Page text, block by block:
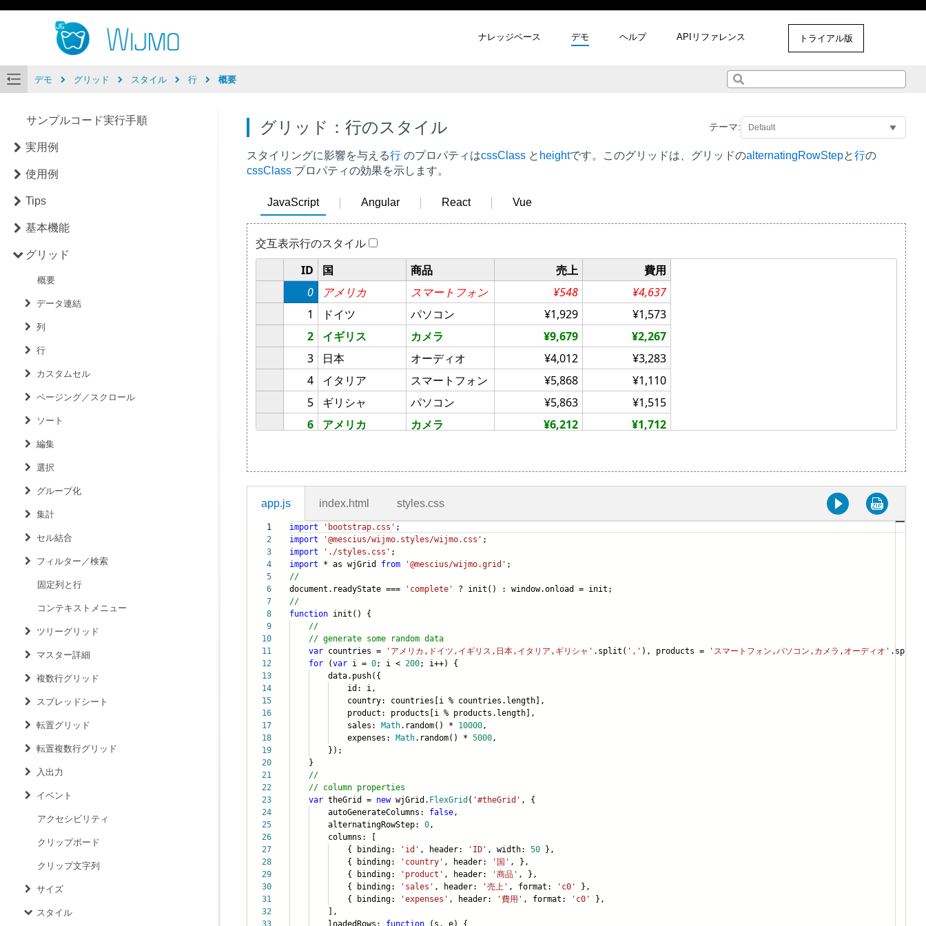
ナレッジベース デモ ヘルプ APIリファレンス トライアル版
デモ グリッド スタイル 行 概要
サンプルコード実行手順
実用例
使用例
Tips
基本機能
グリッド
概要
データ連結
列
行
カスタムセル
ページング／スクロール
ソート
編集
選択
グループ化
集計
セル結合
フィルター／検索
固定列と行
コンテキストメニュー
ツリーグリッド
マスター詳細
複数行グリッド
スプレッドシート
転置グリッド
転置複数行グリッド
入出力
イベント
アクセシビリティ
クリップボード
クリップ文字列
サイズ
スタイル
グリッド：行のスタイル テーマ:
スタイリングに影響を与える行 のプロパティはcssClass と heightです。このグリッドは、グリッドのalternatingRowStepと行の
cssClass プロパティの効果を示します。
JavaScript Angular React Vue
app.js index.html styles.css
1
2
3
4
5
6
7
8
9
10
11
12
13
14
15
16
17
18
19
20
21
22
23
24
25
26
27
28
29
30
31
32
33
import 'bootstrap.css' ;
import
'@mescius/wijmo.styles/wijmo.css' ;
import
'./styles.css' ;
import * as wjGrid from '@mescius/wijmo.grid' ;
//
document.readyState ===
'complete'
? init() : window.onload = init;
//
function init() {
//
// generate some random data
var countries = 'アメリカ,ドイツ,イギリス,日本,イタリア,ギリシャ' .split( ',' ), products = 'スマートフォン,パソコン,カメラ,オーディオ' .split(
for (var i = 0; i < 200; i++) {
data.push({
id: i,
country: countries[i % countries.lengt h],
product: products[i % products.length]
,
sales: Math.random() * 10000,
expenses: Math.random() * 5000,
});
}
//
// column properties
var theGrid = newwjGrid. FlexGrid ( '#theGrid' , {
autoGenerateColumns: false,
alternatingRowStep: 0,
columns: [
{ binding:
'id' , header: 'ID' , width: 50 },
{ binding:
'country' , header: '国' , },
{ binding:
'product' , header: '商品' , },
{ binding:
'sales' , header: '売上' , format: 'c0'
},
{ binding:
'expenses' , header: '費用' , format: 'c0'
},
],
loadedRows: function (s, e) {